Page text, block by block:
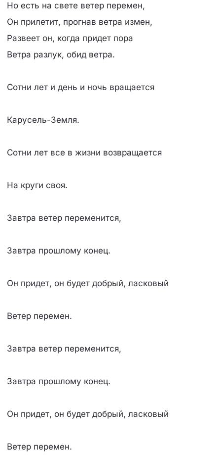
Hо есть на свете ветер перемен,
Он прилетит, прогнав ветра измен,
Развеет он, когда придет пора
Ветра разлук, обид ветра.
Сотни лет и день и ночь вращается
Карусель-Земля.
Сотни лет все в жизни возвращается
Hа круги своя.
Завтра ветер переменится,
Завтра прошлому конец.
Он придет, он будет добрый, ласковый
Ветер перемен.
Завтра ветер переменится,
Завтра прошлому конец.
Он придет, он будет добрый, ласковый
Ветер перемен.